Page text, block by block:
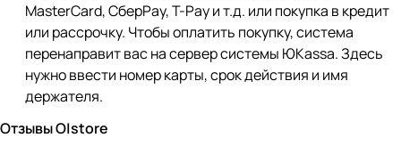
MasterCard, СберPay, Т-Pay и т.д. или покупка в кредит
или рассрочку. Чтобы оплатить покупку, система
перенаправит вас на сервер системы ЮKassa. Здесь
нужно ввести номер карты, срок действия и имя
держателя.
Отзывы O|store